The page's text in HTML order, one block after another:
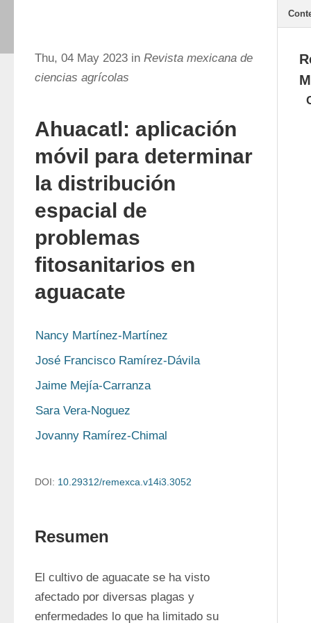
Thu, 04 May 2023 in Revista mexicana de
ciencias agrícolas
Ahuacatl: aplicación
móvil para determinar
la distribución
espacial de
problemas
fitosanitarios en
aguacate
Nancy Martínez-Martínez
José Francisco Ramírez-Dávila
Jaime Mejía-Carranza
Sara Vera-Noguez
Jovanny Ramírez-Chimal
DOI: 10.29312/remexca.v14i3.3052
Resumen
El cultivo de aguacate se ha visto
afectado por diversas plagas y
enfermedades lo que ha limitado su